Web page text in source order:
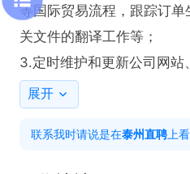
等国际贸易流程，跟踪订
关文件的翻译工作等；
3.定时维护和更新公司网站
的资料整理和发布, 整理并
展开
联系我时请说是在泰州直聘 上